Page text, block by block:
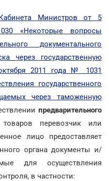
Министров от 5
«Некоторые вопросы
документального
через государственную
2011 года № 1031
государственного
через таможенную
предварительного
товаров перевозчик или
лицо предоставляет
органа документы и/
для осуществления
в частности: